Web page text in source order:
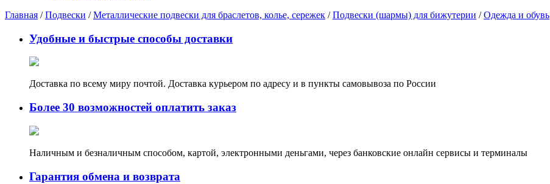
Главная /Подвески /Металлические подвески для браслетов, колье, сережек /Подвески (шармы) для бижутерии /Одежда и обувь
Удобные и быстрые способы доставки
Доставка по всему миру почтой. Доставка курьером по адресу и в пункты самовывоза по России
Более 30 возможностей оплатить заказ
Наличным и безналичным способом, картой, электронными деньгами, через банковские онлайн сервисы и терминалы
Гарантия обмена и возврата